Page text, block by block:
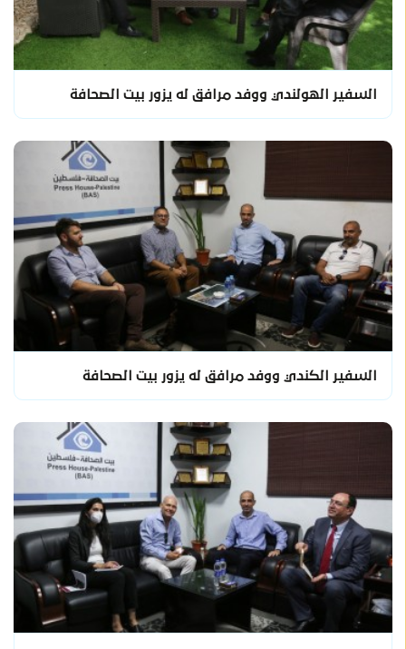
السفير الهولندي ووفد مرافق له يزور بيت الصحافة
السفير الكندي ووفد مرافق له يزور بيت الصحافة